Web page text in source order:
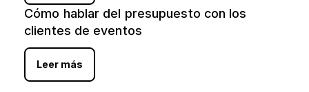
Cómo hablar del presupuesto con los
clientes de eventos
Leer más